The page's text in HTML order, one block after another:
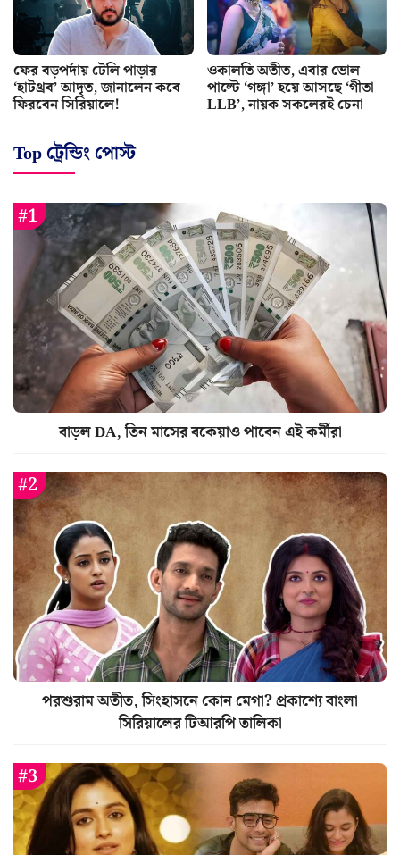
ফের বড়পর্দায় টেলি পাড়ার
‘হাটথ্রব’ আদৃত, জানালেন কবে
ফিরবেন সিরিয়ালে!
ওকালতি অতীত, এবার ভোল
পাল্টে ‘গঙ্গা’ হয়ে আসছে ‘গীতা
LLB’, নায়ক সকলেরই চেনা
Top ট্রেন্ডিং পোস্ট
বাড়ল DA, তিন মাসের বকেয়াও পাবেন এই কর্মীরা
পরশুরাম অতীত, সিংহাসনে কোন মেগা? প্রকাশ্যে বাংলা
সিরিয়ালের টিআরপি তালিকা